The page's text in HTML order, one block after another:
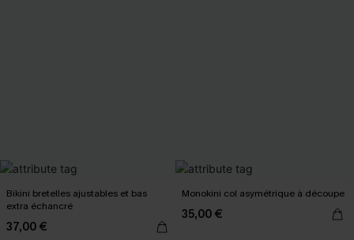
Bikini bretelles ajustables et bas
extra échancré
37,00 €
Monokini col asymétrique à découpe
35,00 €